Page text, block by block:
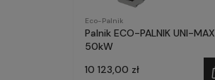
Eco-Palnik
Palnik ECO-PALNIK UNI-MAX
50kW
10 123,00 zł